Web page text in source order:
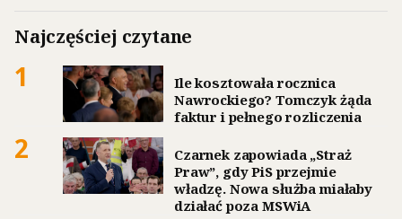
Najczęściej czytane
1
Ile kosztowała rocznica
Nawrockiego? Tomczyk żąda
faktur i pełnego rozliczenia
2
Czarnek zapowiada „Straż
Praw”, gdy PiS przejmie
władzę. Nowa służba miałaby
działać poza MSWiA